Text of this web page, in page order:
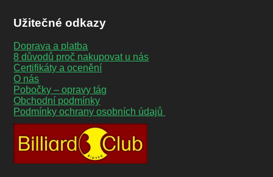
Užitečné odkazy
Doprava a platba
8 důvodů proč nakupovat u nás
Certifikáty a ocenění
O nás
Pobočky – opravy tág
Obchodní podmínky
Podmínky ochrany osobních údajů